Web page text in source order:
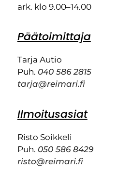
ark. klo 9.00–14.00
Päätoimittaja
Tarja Autio
Puh. 040 586 2815
tarja@reimari.fi
Ilmoitusasiat
Risto Soikkeli
Puh. 050 586 8429
risto@reimari.fi